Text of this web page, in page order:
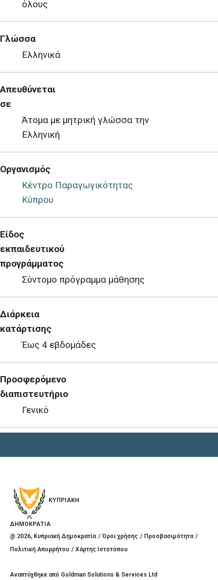
όλους
Γλώσσα
Ελληνικά
Απευθύνεται
σε
Άτομα με μητρική γλώσσα την
Ελληνική
Οργανισμός
Κέντρο Παραγωγικότητας
Κύπρου
Είδος
εκπαιδευτικού
προγράμματος
Σύντομο πρόγραμμα μάθησης
Διάρκεια
κατάρτισης
Έως 4 εβδομάδες
Προσφερόμενο
διαπιστευτήριο
Γενικό
ΚΥΠΡΙΑΚΗ
ΔΗΜΟΚΡΑΤΙΑ
@ 2026, Κυπριακή Δημοκρατία Όροι χρήσης
Προσβασιμότητα
Πολιτική Απορρήτου
Χάρτης Ιστοτόπου
Αναπτύχθηκε από Goldman Solutions & Services Ltd